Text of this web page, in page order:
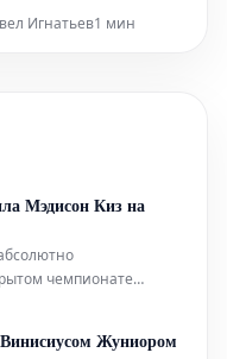
ниже показателей
период отпу
Игнатьев1 мин
Мэдисон Киз на
чемпионате
Мэдисон Киз с
ее растущее
Жуниором